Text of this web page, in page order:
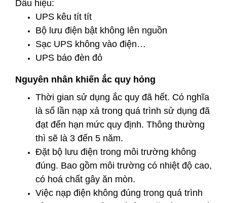
Dấu hiệu:
UPS kêu tít tít
Bộ lưu điện bật không lên nguồn
Sạc UPS không vào điện…
UPS báo đèn đỏ
Nguyên nhân khiến ắc quy hỏng
Thời gian sử dụng ắc quy đã hết. Có nghĩa
là số lần nạp xả trong quá trình sử dụng đã
đạt đến hạn mức quy định. Thông thường
thì sẽ là 3 đến 5 năm.
Đặt bộ lưu điện trong môi trường không
đúng. Bao gồm môi trường có nhiệt độ cao,
có hoá chất gây ăn mòn.
Việc nạp điện không đúng trong quá trình